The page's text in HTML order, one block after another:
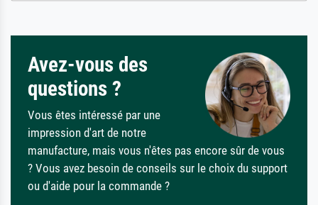
Avez-vous des
questions ?
Vous êtes intéressé par une
impression d'art de notre
manufacture, mais vous n'êtes pas encore sûr de vous
? Vous avez besoin de conseils sur le choix du support
ou d'aide pour la commande ?